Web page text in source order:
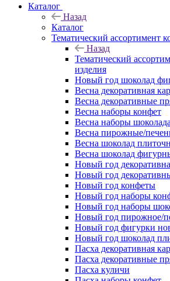
Каталог
Назад
Каталог
Тематический ассортимент
Назад
Тематический
изделия
Новый год шоколад
Весна декоративная
Весна декоративные
Весна наборы конфет
Весна наборы шоколада
Весна пирожные/
Весна шоколад
Весна шоколад
Новый год
Новый год
Новый год конфеты
Новый год наборы
Новый год наборы
Новый год пирожное/
Новый год фигурки
Новый год шоколад
Пасха декоративная
Пасха декоративные
Пасха куличи